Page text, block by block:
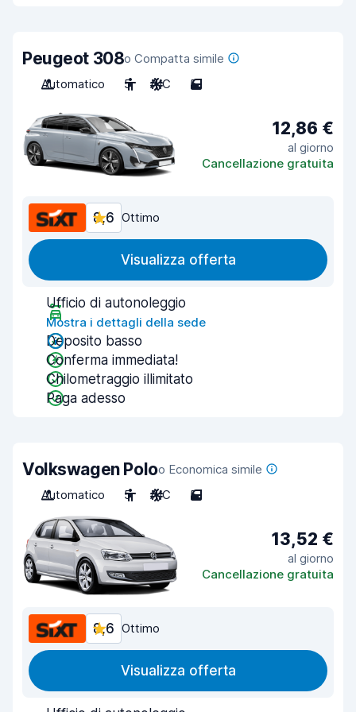
Peugeot 308o Compatta simile
Automatico
5 A/C 5
12,86 €
al giorno
Cancellazione gratuita
8,6 Ottimo
Visualizza offerta
Ufficio di autonoleggio
Mostra i dettagli della sede
Deposito basso
Conferma immediata!
Chilometraggio illimitato
Paga adesso
Volkswagen Poloo Economica simile
Automatico
5 A/C 5
13,52 €
al giorno
Cancellazione gratuita
8,6 Ottimo
Visualizza offerta